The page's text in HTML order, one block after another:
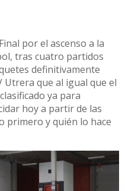
por el ascenso a la
tras cuatro partidos
definitivamente
Utrera que al igual que el
ya para
hoy a partir de las
primero y quién lo hace